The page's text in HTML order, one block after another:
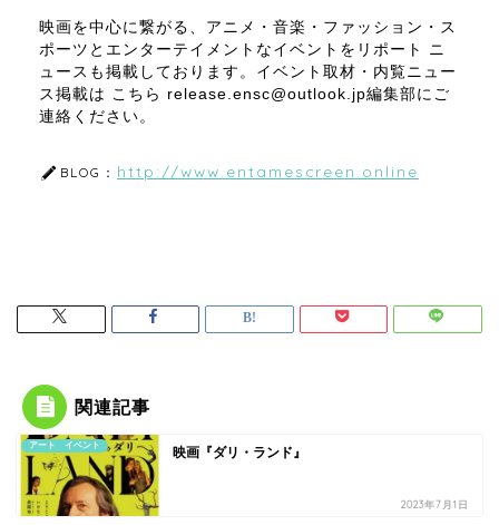
映画を中心に繋がる、アニメ・音楽・ファッション・ス
ポーツとエンターテイメントなイベントをリポート ニ
ュースも掲載しております。イベント取材・内覧ニュー
ス掲載は こちら release.ensc@outlook.jp編集部にご
連絡ください。
BLOG： http://www.entamescreen.online
関連記事
アート イベント 映画『ダリ・ランド』
2023年7月1日